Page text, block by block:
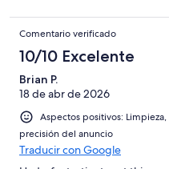
Comentario verificado
10/10 Excelente
Brian P.
18 de abr de 2026
Aspectos positivos:
precisión del anuncio
Traducir con Google